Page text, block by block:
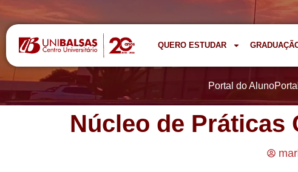
QUERO ESTUDAR
Portal do Aluno
Núcleo de Práticas